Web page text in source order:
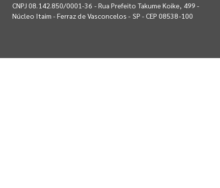
CNPJ 08.142.850/0001-36 - Rua Prefeito Takume Koike, 499 -
Núcleo Itaim - Ferraz de Vasconcelos - SP - CEP 08538-100